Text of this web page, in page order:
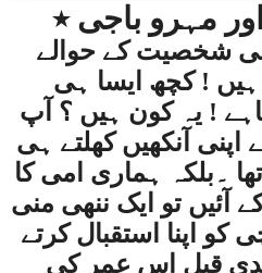
مہرو باجی ٭
شخصیت کے حوالے
ہیں ! کچھ ایسا ہی
! یہ کون ہیں ؟ آپ
اپنی آنکھیں کھلتے ہی
تھا ۔بلکہ ہماری امی کا
آئیں تو ایک ننھی منی
اپنا استقبال کرتے
قبل اس عمر کی